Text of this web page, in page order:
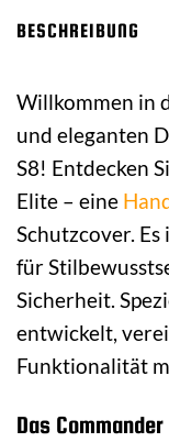
BESCHREIBUNG
Willkommen in
und eleganten
S8! Entdecken
Elite – eine
Schutzcover.
für
Sicherheit.
entwickelt,
Funktionalität
Das